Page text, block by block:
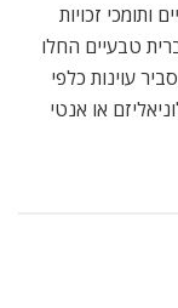
ותומכי זכויות
טבעיים החלו
עוינות כלפי
או אנטי